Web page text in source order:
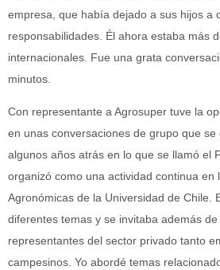
empresa, que había dejado a sus hijos a
responsabilidades. Él ahora estaba más
internacionales. Fue una grata
minutos.
Con representante a Agrosuper tuve la
en unas conversaciones de grupo que se
algunos años atrás en lo que se llamó el
organizó como una actividad continua en
Agronómicas de la Universidad de Chile.
diferentes temas y se invitaba además
representantes del sector privado tanto
campesinos. Yo abordé temas